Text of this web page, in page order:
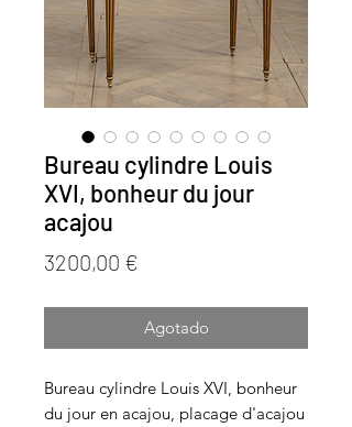
Bureau cylindre Louis
XVI, bonheur du jour
acajou
3200,00 €
Agotado
Bureau cylindre Louis XVI, bonheur
du jour en acajou, placage d'acajou